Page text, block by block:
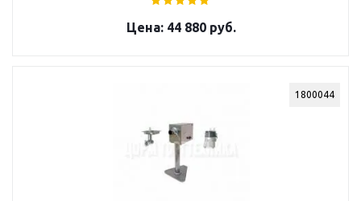
44 880 руб.
1800044